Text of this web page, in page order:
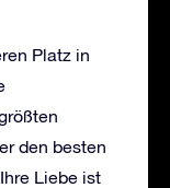
Platz in
den besten
Liebe ist